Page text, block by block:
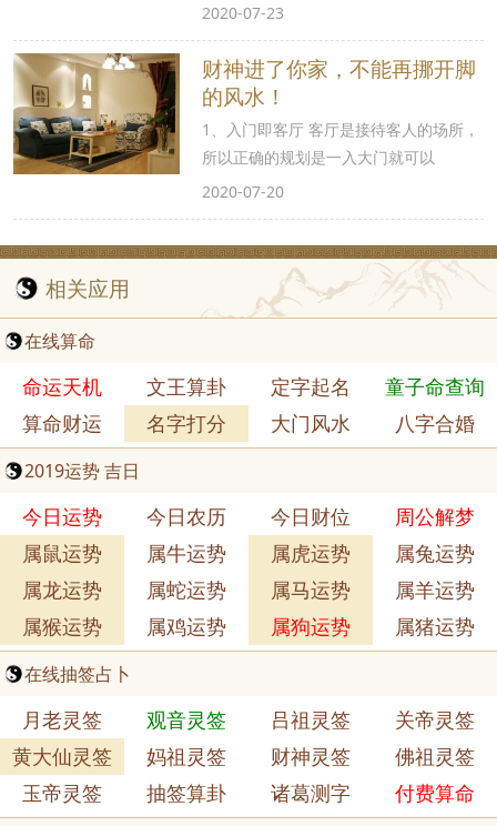
2020-07-23
财神进了你家，不能再挪开脚
的风水！
1、入门即客厅 客厅是接待客人的场所，
所以正确的规划是一入大门就可以
2020-07-20
相关应用
在线算命
命运天机 文王算卦 定字起名
童子命查询
算命财运
名字打分 大门风水 八字合婚
2019运势 吉日
今日运势 今日农历 今日财位
周公解梦
属鼠运势
属牛运势 属虎运势
属兔运势
属龙运势
属蛇运势 属马运势
属羊运势
属猴运势
属鸡运势 属狗运势 属猪运势
在线抽签占卜
月老灵签 观音灵签 吕祖灵签
关帝灵签
黄大仙灵签
妈祖灵签 财神灵签
佛祖灵签
玉帝灵签
抽签算卦 诸葛测字 付费算命